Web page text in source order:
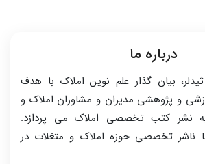
درباره ما
بیان گذار علم نوین املاک با هدف
و پژوهشی مدیران و مشاوران املاک و
نشر کتب تخصصی املاک می پردازد.
ناشر تخصصی حوزه املاک و متغلات در